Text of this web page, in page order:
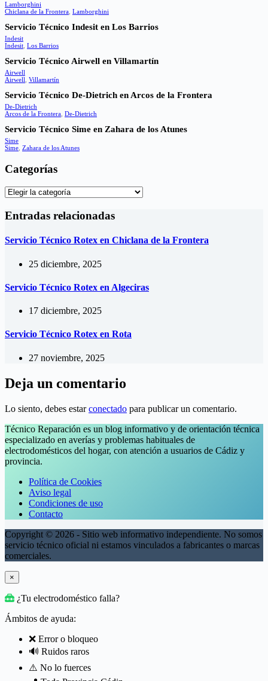
Lamborghini
Chiclana de la Frontera Lamborghini
Servicio Técnico Indesit en Los Barrios
Indesit
Indesit Los Barrios
Servicio Técnico Airwell en Villamartín
Airwell
Airwell Villamartín
Servicio Técnico De-Dietrich en Arcos de la Frontera
De-Dietrich
Arcos de la Frontera De-Dietrich
Servicio Técnico Sime en Zahara de los Atunes
Sime
Sime Zahara de los Atunes
Categorías
Categorías
Entradas relacionadas
Servicio Técnico Rotex en Chiclana de la Frontera
25 diciembre, 2025
Servicio Técnico Rotex en Algeciras
17 diciembre, 2025
Servicio Técnico Rotex en Rota
27 noviembre, 2025
Deja un comentario
Lo siento, debes estarconectado para publicar un comentario.
Técnico Reparación es un blog informativo y de orientación técnica
especializado en averías y problemas habituales de
electrodomésticos del hogar, con atención a usuarios de Cádiz y
provincia.
Política de Cookies
Aviso legal
Condiciones de uso
Contacto
Copyright © 2026 - Sitio web informativo independiente. No somos
servicio técnico oficial ni estamos vinculados a fabricantes o marcas
comerciales.
×
¿Tu electrodoméstico falla?
Ámbitos de ayuda:
❌ Error o bloqueo
🔊 Ruidos raros
⚠️ No lo fuerces